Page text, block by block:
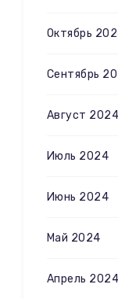
Октябрь
Сентябрь
Август 2024
Июль 2024
Июнь 2024
Май 2024
Апрель 2024